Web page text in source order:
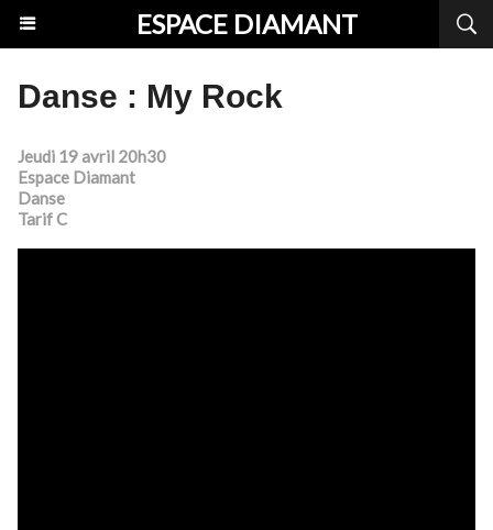
ESPACE DIAMANT
Danse : My Rock
Jeudi 19 avril 20h30
Espace Diamant
Danse
Tarif C